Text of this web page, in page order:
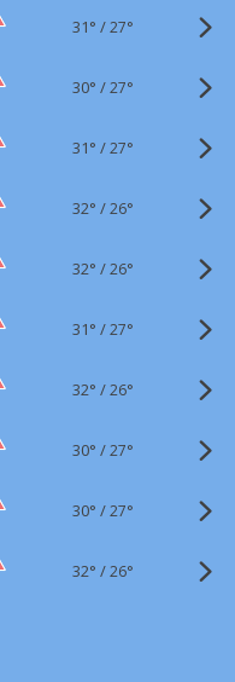
31° /27°
30° /27°
31° /27°
32° /26°
32° /26°
31° /27°
32° /26°
30° /27°
30° /27°
32° /26°